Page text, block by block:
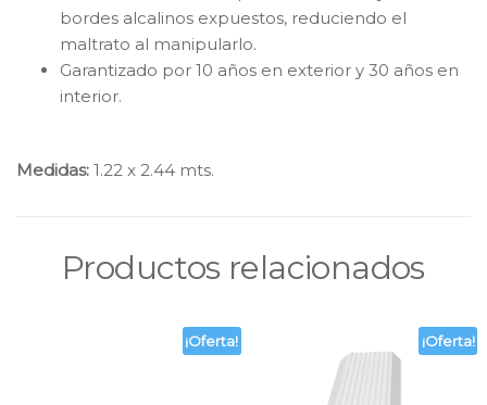
bordes alcalinos expuestos, reduciendo el
maltrato al manipularlo.
Garantizado por 10 años en exterior y 30 años en
interior.
Medidas: 1.22 x 2.44 mts.
Productos relacionados
¡Oferta! ¡Oferta!